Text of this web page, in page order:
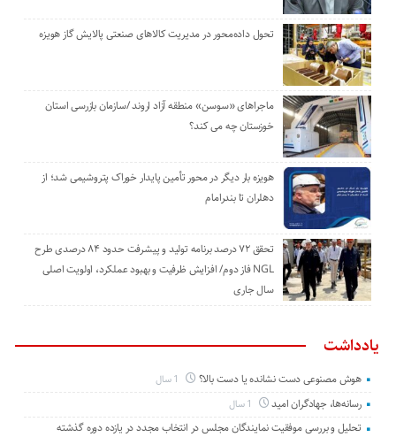
تحول داده‌محور در مدیریت کالاهای صنعتی پالایش گاز هویزه
ماجراهای «سوسن» منطقه آزاد اروند /سازمان بازرسی استان
خوزستان چه می کند؟
هویزه بار دیگر در محور تأمین پایدار خوراک پتروشیمی شد؛ از
دهلران تا بندرامام
تحقق ۷۲ درصد برنامه تولید و پیشرفت حدود ۸۴ درصدی طرح
NGL فاز دوم/ افزایش ظرفیت و بهبود عملکرد، اولویت اصلی
سال جاری
یادداشت
هوش مصنوعی دست نشانده یا دست بالا؟
رسانه‌ها، جهادگران امید
تحلیل و بررسی موفقیت نمایندگان مجلس در انتخاب مجدد در یازده دوره گذشته